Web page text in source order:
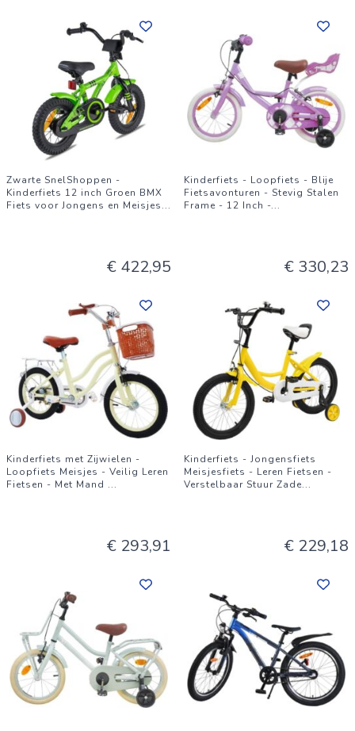
Zwarte SnelShoppen -
Kinderfiets 12 inch Groen BMX
Fiets voor Jongens en Meisjes...
€ 422,95
Kinderfiets - Loopfiets - Blije
Fietsavonturen - Stevig Stalen
Frame - 12 Inch -...
€ 330,23
Kinderfiets met Zijwielen -
Loopfiets Meisjes - Veilig Leren
Fietsen - Met Mand ...
€ 293,91
Kinderfiets - Jongensfiets
Meisjesfiets - Leren Fietsen -
Verstelbaar Stuur Zade...
€ 229,18